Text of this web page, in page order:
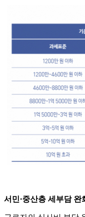
서민·중산층 세부담 완